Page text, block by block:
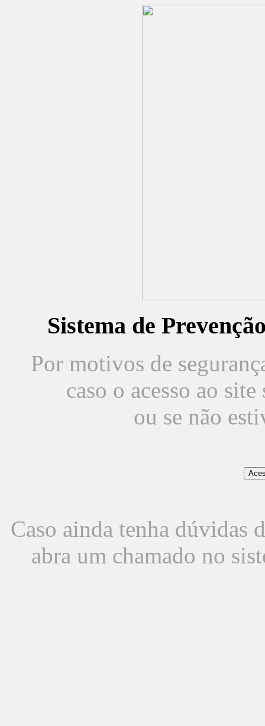
Sistema de
Por motivos de
caso o acesso ao
ou se não
Caso ainda tenha dúvidas
abra um chamado no